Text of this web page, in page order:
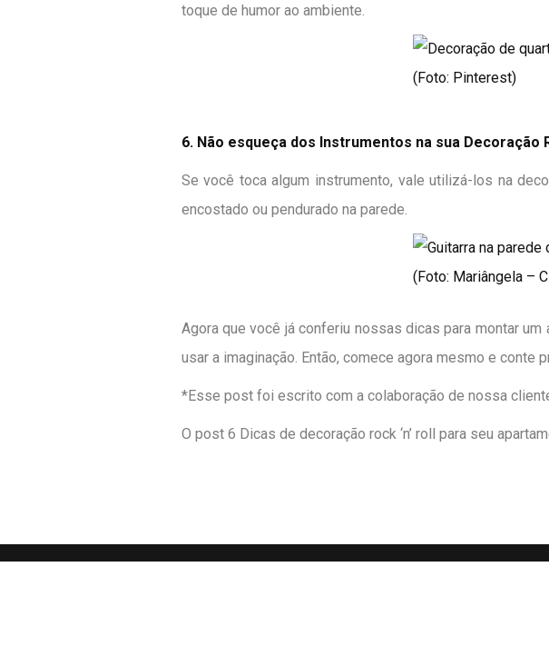
toque de humor ao ambiente.
(Foto: Pinterest)
6. Não esqueça dos Instrumentos na sua Decoração
Se você toca algum instrumento, vale utilizá-los na
encostado ou pendurado na parede.
(Foto: Mariângela –
Agora que você já conferiu nossas dicas para montar
usar a imaginação. Então, comece agora mesmo e conte
*Esse post foi escrito com a colaboração de nossa
O post 6 Dicas de decoração rock ‘n’ roll para seu